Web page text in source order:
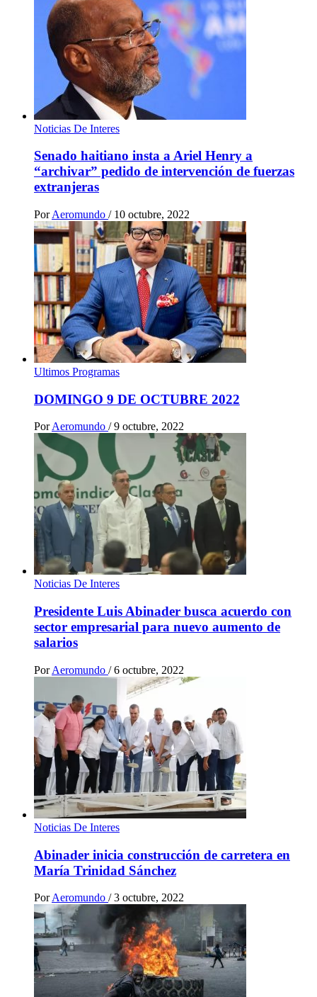
Noticias De Interes
Senado haitiano insta a Ariel Henry a
“archivar” pedido de intervención de fuerzas
extranjeras
Por Aeromundo / 10 octubre, 2022
Ultimos Programas
DOMINGO 9 DE OCTUBRE 2022
Por Aeromundo / 9 octubre, 2022
Noticias De Interes
Presidente Luis Abinader busca acuerdo con
sector empresarial para nuevo aumento de
salarios
Por Aeromundo / 6 octubre, 2022
Noticias De Interes
Abinader inicia construcción de carretera en
María Trinidad Sánchez
Por Aeromundo / 3 octubre, 2022